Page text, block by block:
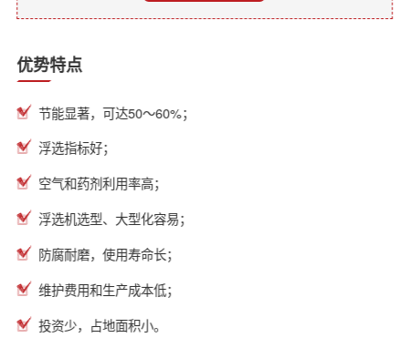
优势特点
节能显著，可达50～60%；
浮选指标好；
空气和药剂利用率高；
浮选机选型、大型化容易；
防腐耐磨，使用寿命长；
维护费用和生产成本低；
投资少，占地面积小。